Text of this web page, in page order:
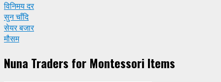
विनिमय दर
सुन चाँदि
सेयर बजार
मौसम
Nuna Traders for Montessori Items